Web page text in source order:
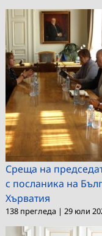
Среща на
с посланика на
Хърватия
138 прегледа | 29 юли